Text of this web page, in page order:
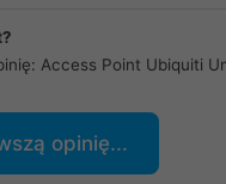
Access Point Ubiquiti
opinię...